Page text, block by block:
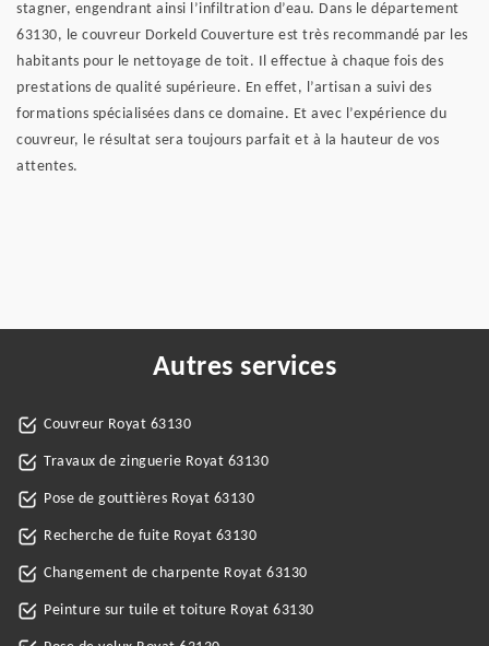
stagner, engendrant ainsi l’infiltration d’eau. Dans le département
63130, le couvreur Dorkeld Couverture est très recommandé par les
habitants pour le nettoyage de toit. Il effectue à chaque fois des
prestations de qualité supérieure. En effet, l’artisan a suivi des
formations spécialisées dans ce domaine. Et avec l’expérience du
couvreur, le résultat sera toujours parfait et à la hauteur de vos
attentes.
Autres services
Couvreur Royat 63130
Travaux de zinguerie Royat 63130
Pose de gouttières Royat 63130
Recherche de fuite Royat 63130
Changement de charpente Royat 63130
Peinture sur tuile et toiture Royat 63130